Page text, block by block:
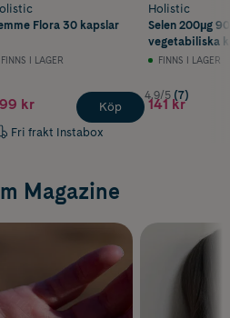
Flora 30 kapslar
FINNS I LAGER
kr
Fri frakt Instabox
Köp
Holistic
Selen 200µg 90
vegetabiliska
FINNS I LAGER
4.9/5 (7)
141 kr
Magazine